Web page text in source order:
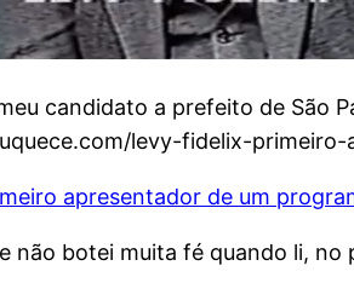
candidato a prefeito de São
levy-fidelix-
apresentador de um
não botei muita fé quando li,